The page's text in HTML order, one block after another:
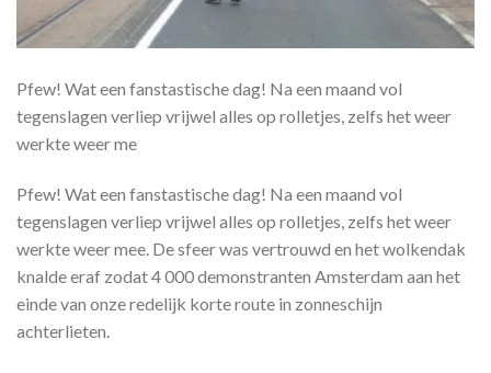
Pfew! Wat een fanstastische dag! Na een maand vol
tegenslagen verliep vrijwel alles op rolletjes, zelfs het weer
werkte weer me
Pfew! Wat een fanstastische dag! Na een maand vol
tegenslagen verliep vrijwel alles op rolletjes, zelfs het weer
werkte weer mee. De sfeer was vertrouwd en het wolkendak
knalde eraf zodat 4 000 demonstranten Amsterdam aan het
einde van onze redelijk korte route in zonneschijn
achterlieten.